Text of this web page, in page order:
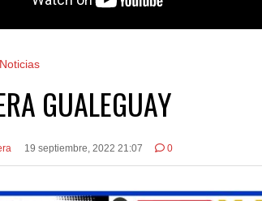
Noticias
GUALEGUAY
19 septiembre, 2022 21:07 0